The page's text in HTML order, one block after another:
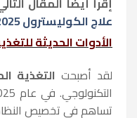
علاج الكوليسترول 2025
الأدوات الحديثة
لقد أصبحت التغذية
تساهم في تخصيص